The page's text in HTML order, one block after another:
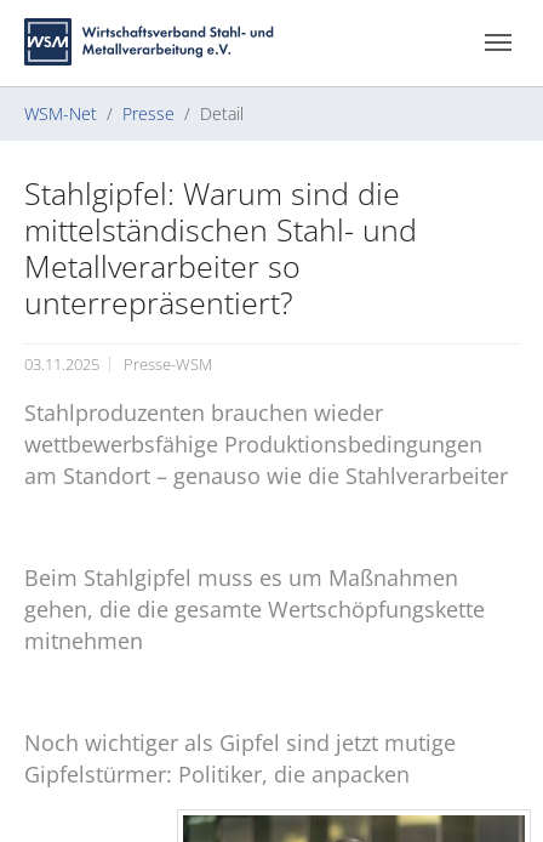
Zum Hauptinhalt springen
Skip to page footer
WSM-Net Presse Detail
Stahlgipfel: Warum sind die
mittelständischen Stahl- und
Metallverarbeiter so
unterrepräsentiert?
03.11.2025 Presse-WSM
Stahlproduzenten brauchen wieder
wettbewerbsfähige Produktionsbedingungen
am Standort – genauso wie die Stahlverarbeiter
Beim Stahlgipfel muss es um Maßnahmen
gehen, die die gesamte Wertschöpfungskette
mitnehmen
Noch wichtiger als Gipfel sind jetzt mutige
Gipfelstürmer: Politiker, die anpacken